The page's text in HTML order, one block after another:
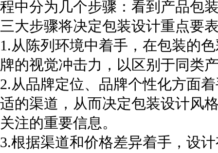
程中分为几个步骤：看到产品
三大步骤将决定包装设计重点要
1.从陈列环境中着手，在包装的
牌的视觉冲击力，以区别于同类
2.从品牌定位、品牌个性化方面
适的渠道，从而决定包装设计风
关注的重要信息。
3.根据渠道和价格差异着手，设